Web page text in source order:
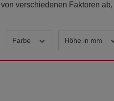
verschiedenen Faktoren ab,
Farbe Höhe in mm